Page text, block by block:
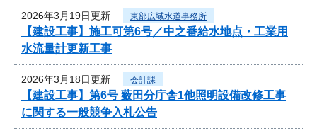
2026年3月19日更新 東部広域水道事務所
【建設工事】施工可第6号／中之番給水地点・工業用
水流量計更新工事
2026年3月18日更新 会計課
【建設工事】第6号 薮田分庁舎1他照明設備改修工事
に関する一般競争入札公告